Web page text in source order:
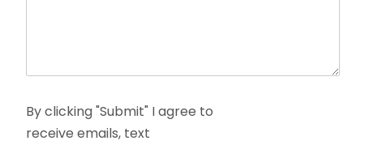
By clicking "Submit" I agree to
receive emails, text